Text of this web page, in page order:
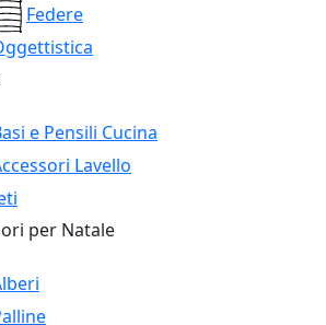
Federe
e Pensili Cucina
Lavello
per Natale